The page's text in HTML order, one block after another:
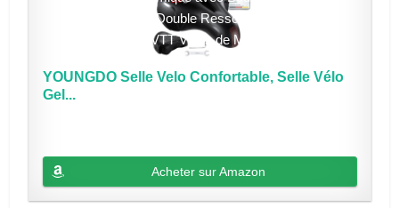
YOUNGDO Selle Velo Confortable, Selle Vélo
Gel...
Acheter sur Amazon